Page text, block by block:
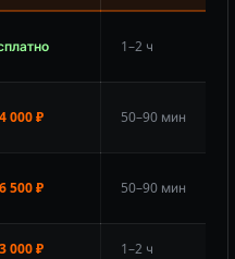
1–2 ч
000 ₽ 50–90 мин
500 ₽ 50–90 мин
000 ₽ 1–2 ч